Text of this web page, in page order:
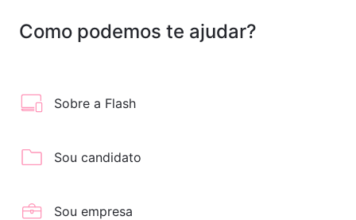
Como podemos te ajudar?
Sobre a Flash
Sou candidato
Sou empresa